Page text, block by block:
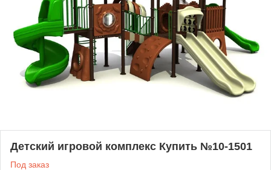
Детский игровой комплекс Купить №10-1501
Под заказ